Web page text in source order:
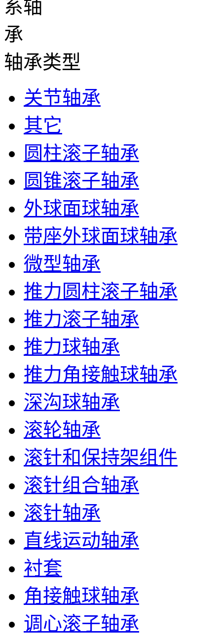
轴承类型
关节轴承
其它
圆柱滚子轴承
圆锥滚子轴承
外球面球轴承
带座外球面球轴承
微型轴承
推力圆柱滚子轴承
推力滚子轴承
推力球轴承
推力角接触球轴承
深沟球轴承
滚轮轴承
滚针和保持架组件
滚针组合轴承
滚针轴承
直线运动轴承
衬套
角接触球轴承
调心滚子轴承